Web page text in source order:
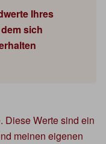
Ihres
sich
Diese Werte sind ein
meinen eigenen